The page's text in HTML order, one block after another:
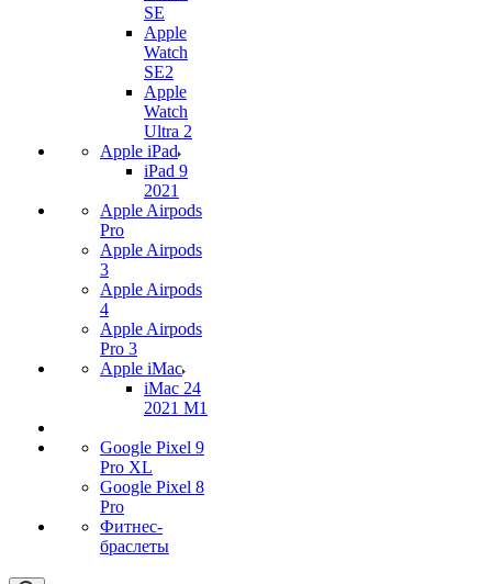
SE
Apple
Watch
SE2
Apple
Watch
Ultra 2
Apple iPad
iPad 9
2021
Apple Airpods
Pro
Apple Airpods
3
Apple Airpods
4
Apple Airpods
Pro 3
Apple iMac
iMac 24
2021 M1
Google Pixel 9
Pro XL
Google Pixel 8
Pro
Фитнес-
браслеты